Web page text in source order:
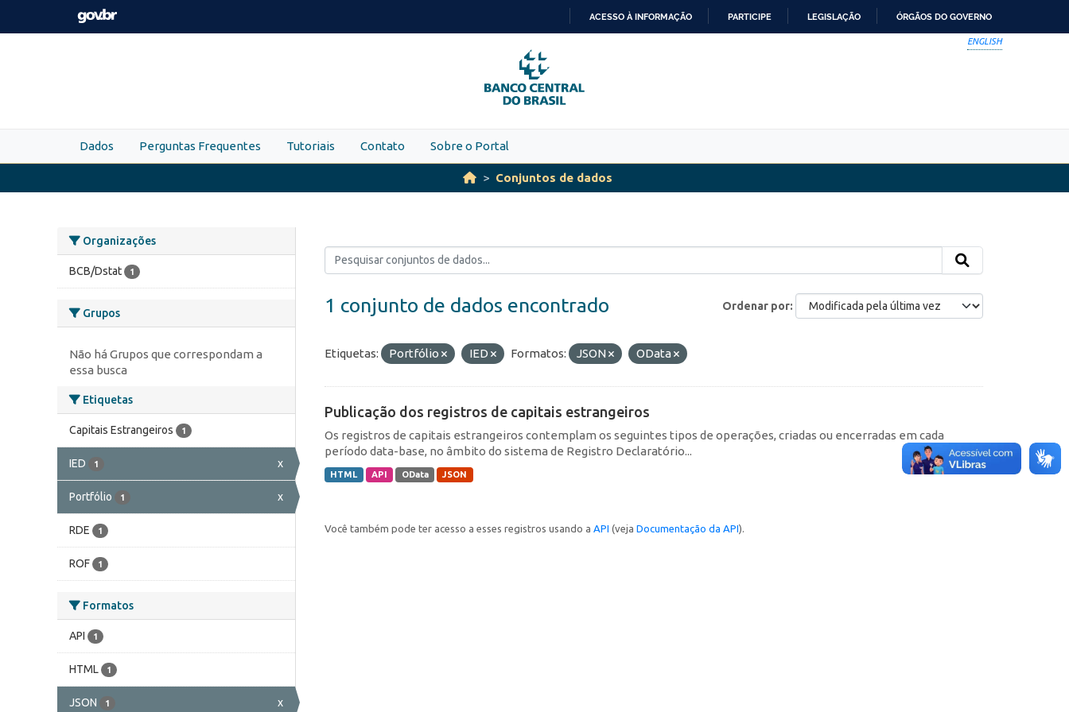
Skip to main content
PARA
O
CONTEÚDO
ACESSO À INFORMAÇÃO PARTICIPE LEGISLAÇÃO ÓRGÃOS DO GOVERNO
ENGLISH
Dados Perguntas Frequentes Tutoriais Contato Sobre o Portal
Conjuntos de dados
Organizações
BCB/Dstat 1
Grupos
Não há Grupos que correspondam a
essa busca
Etiquetas
Capitais Estrangeiros 1
IED 1 x
Portfólio 1 x
RDE 1
ROF 1
Formatos
API 1
HTML 1
JSON 1 x
Ordenar por
1 conjunto de dados encontrado
Etiquetas: Portfólio IED Formatos: JSON OData
Publicação dos registros de capitais estrangeiros
Os registros de capitais estrangeiros contemplam os seguintes tipos de operações, criadas ou encerradas em cada
período data-base, no âmbito do sistema de Registro Declaratório...
HTML API OData JSON
Você também pode ter acesso a esses registros usando a API (veja Documentação da API).